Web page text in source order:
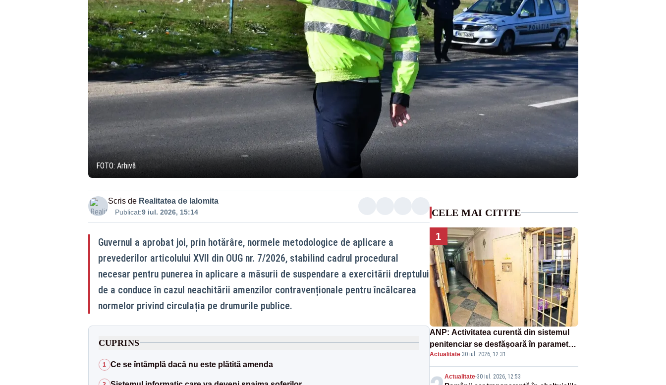
FOTO: Arhivă
Scris de Realitatea de Ialomita
Publicat:9 iul. 2026, 15:14
Guvernul a aprobat joi, prin hotărâre, normele metodologice de aplicare a
prevederilor articolului XVII din OUG nr. 7/2026, stabilind cadrul procedural
necesar pentru punerea în aplicare a măsurii de suspendare a exercitării dreptului
de a conduce în cazul neachitării amenzilor contravenționale pentru încălcarea
normelor privind circulația pe drumurile publice.
CUPRINS
1 Ce se întâmplă dacă nu este plătită amenda
CELE MAI CITITE
1
ANP: Activitatea curentă din sistemul
penitenciar se desfăşoară în parametri
normali
Actualitate·30 iul. 2026, 12:31
Actualitate-30 iul. 2026, 12:53